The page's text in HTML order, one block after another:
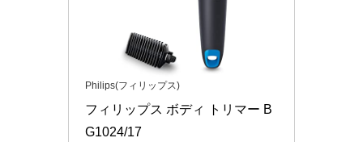
Philips(フィリップス)
フィリップス ボディ トリマー B
G1024/17